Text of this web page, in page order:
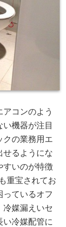
コンのよう
機器が注目
クの業務用エ
せるようにな
すいのが特徴
重宝されてお
っているオフ
冷媒漏えいセ
い冷媒配管に